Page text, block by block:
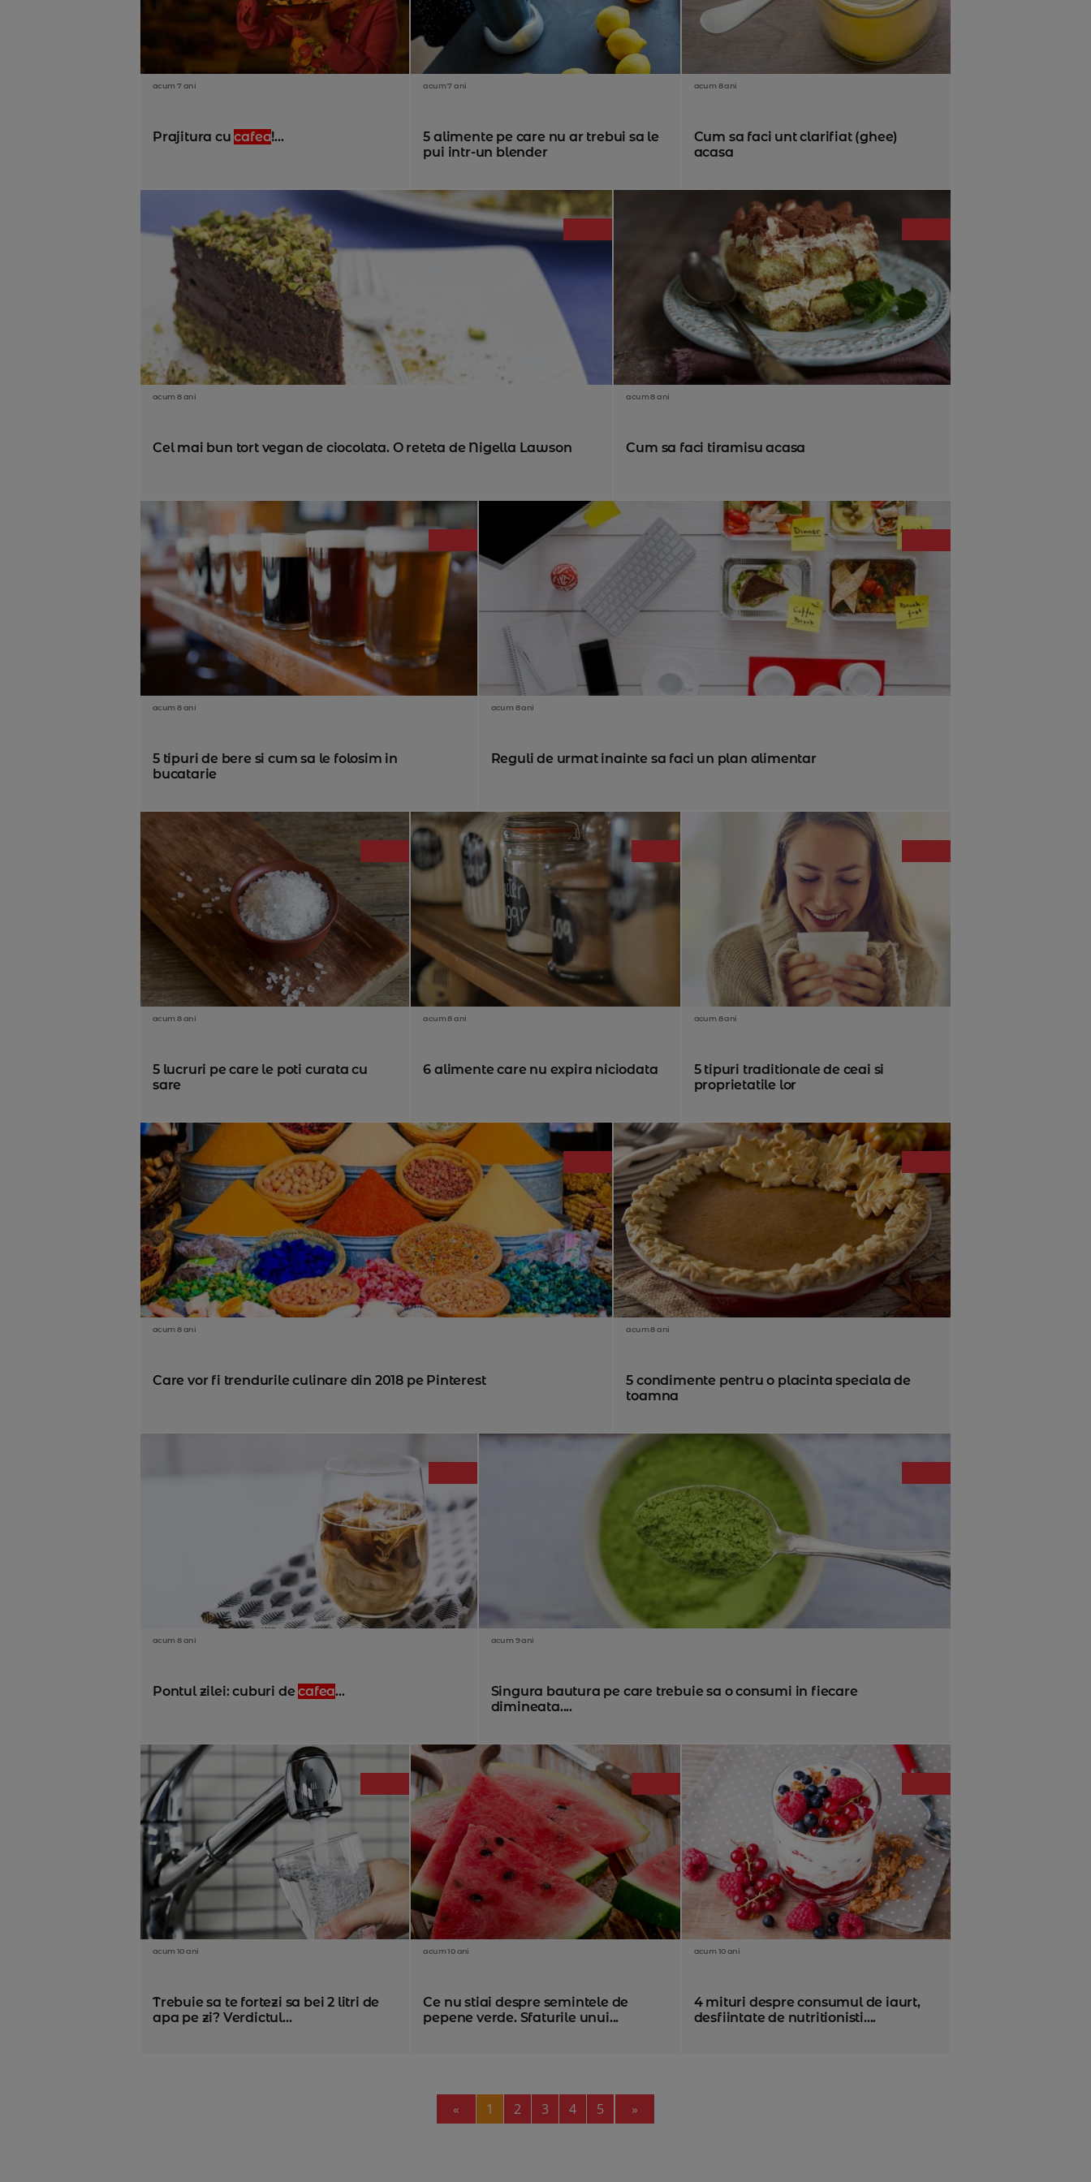
acum 7 ani
Prajitura cucafea!...
acum 7 ani
5 alimente pe care nu ar trebui sa le
pui intr-un blender
acum 8 ani
Cum sa faci unt clarifiat (ghee)
acasa
acum 8 ani
Cel mai bun tort vegan de ciocolata. O reteta de Nigella Lawson
acum 8 ani
Cum sa faci tiramisu acasa
acum 8 ani
5 tipuri de bere si cum sa le folosim in
bucatarie
acum 8 ani
Reguli de urmat inainte sa faci un plan alimentar
acum 8 ani
5 lucruri pe care le poti curata cu
sare
acum 8 ani
6 alimente care nu expira niciodata
acum 8 ani
5 tipuri traditionale de ceai si
proprietatile lor
acum 8 ani
Care vor fi trendurile culinare din 2018 pe Pinterest
acum 8 ani
5 condimente pentru o placinta speciala de
toamna
acum 8 ani
Pontul zilei: cuburi decafea...
acum 9 ani
Singura bautura pe care trebuie sa o consumi in fiecare
dimineata....
acum 10 ani
Trebuie sa te fortezi sa bei 2 litri de
apa pe zi? Verdictul...
acum 10 ani
Ce nu stiai despre semintele de
pepene verde. Sfaturile unui...
acum 10 ani
4 mituri despre consumul de iaurt,
desfiintate de nutritionisti....
« Previous
1 2 3 4 5 »